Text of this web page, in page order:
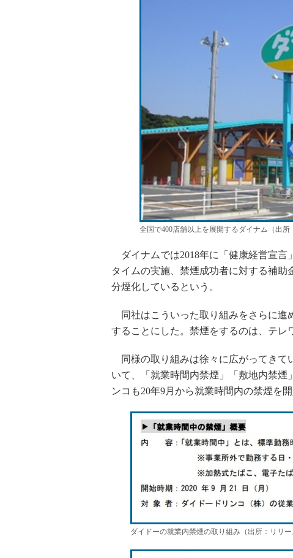
全国で400店舗以上を展開するダイナム（出所
ダイナムでは2018年に「健康経営宣言
タイムの実施、禁煙成功者に対する補
分煙化しているという。
同社はこういった取り組みをさらに進
することにした。禁煙をするのは、テレ
同様の取り組みは徐々に広がってきて
いて、「就業時間内禁煙」「敷地内禁煙
ンコも20年9月から就業時間内の禁煙を開
ダイドーの就業内禁煙の取り組み（出所：リリー